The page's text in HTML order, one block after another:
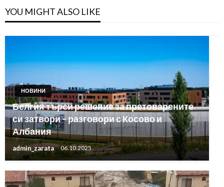
YOU MIGHT ALSO LIKE
НОВИНИ
Белгия търси решение за претоварените
си затвори – разговори с Косово и
Албания
admin_zarata 06.10.2025